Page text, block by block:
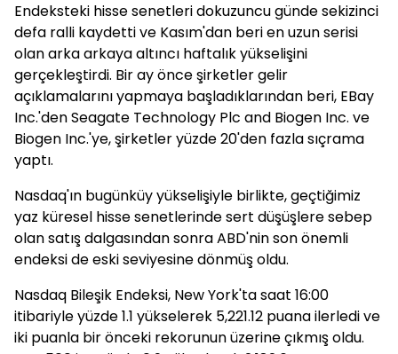
Endeksteki hisse senetleri dokuzuncu günde sekizinci
defa ralli kaydetti ve Kasım'dan beri en uzun serisi
olan arka arkaya altıncı haftalık yükselişini
gerçekleştirdi. Bir ay önce şirketler gelir
açıklamalarını yapmaya başladıklarından beri, EBay
Inc.'den Seagate Technology Plc and Biogen Inc. ve
Biogen Inc.'ye, şirketler yüzde 20'den fazla sıçrama
yaptı.
Nasdaq'ın bugünküy yükselişiyle birlikte, geçtiğimiz
yaz küresel hisse senetlerinde sert düşüşlere sebep
olan satış dalgasından sonra ABD'nin son önemli
endeksi de eski seviyesine dönmüş oldu.
Nasdaq Bileşik Endeksi, New York'ta saat 16:00
itibariyle yüzde 1.1 yükselerek 5,221.12 puana ilerledi ve
iki puanla bir önceki rekorunun üzerine çıkmış oldu.